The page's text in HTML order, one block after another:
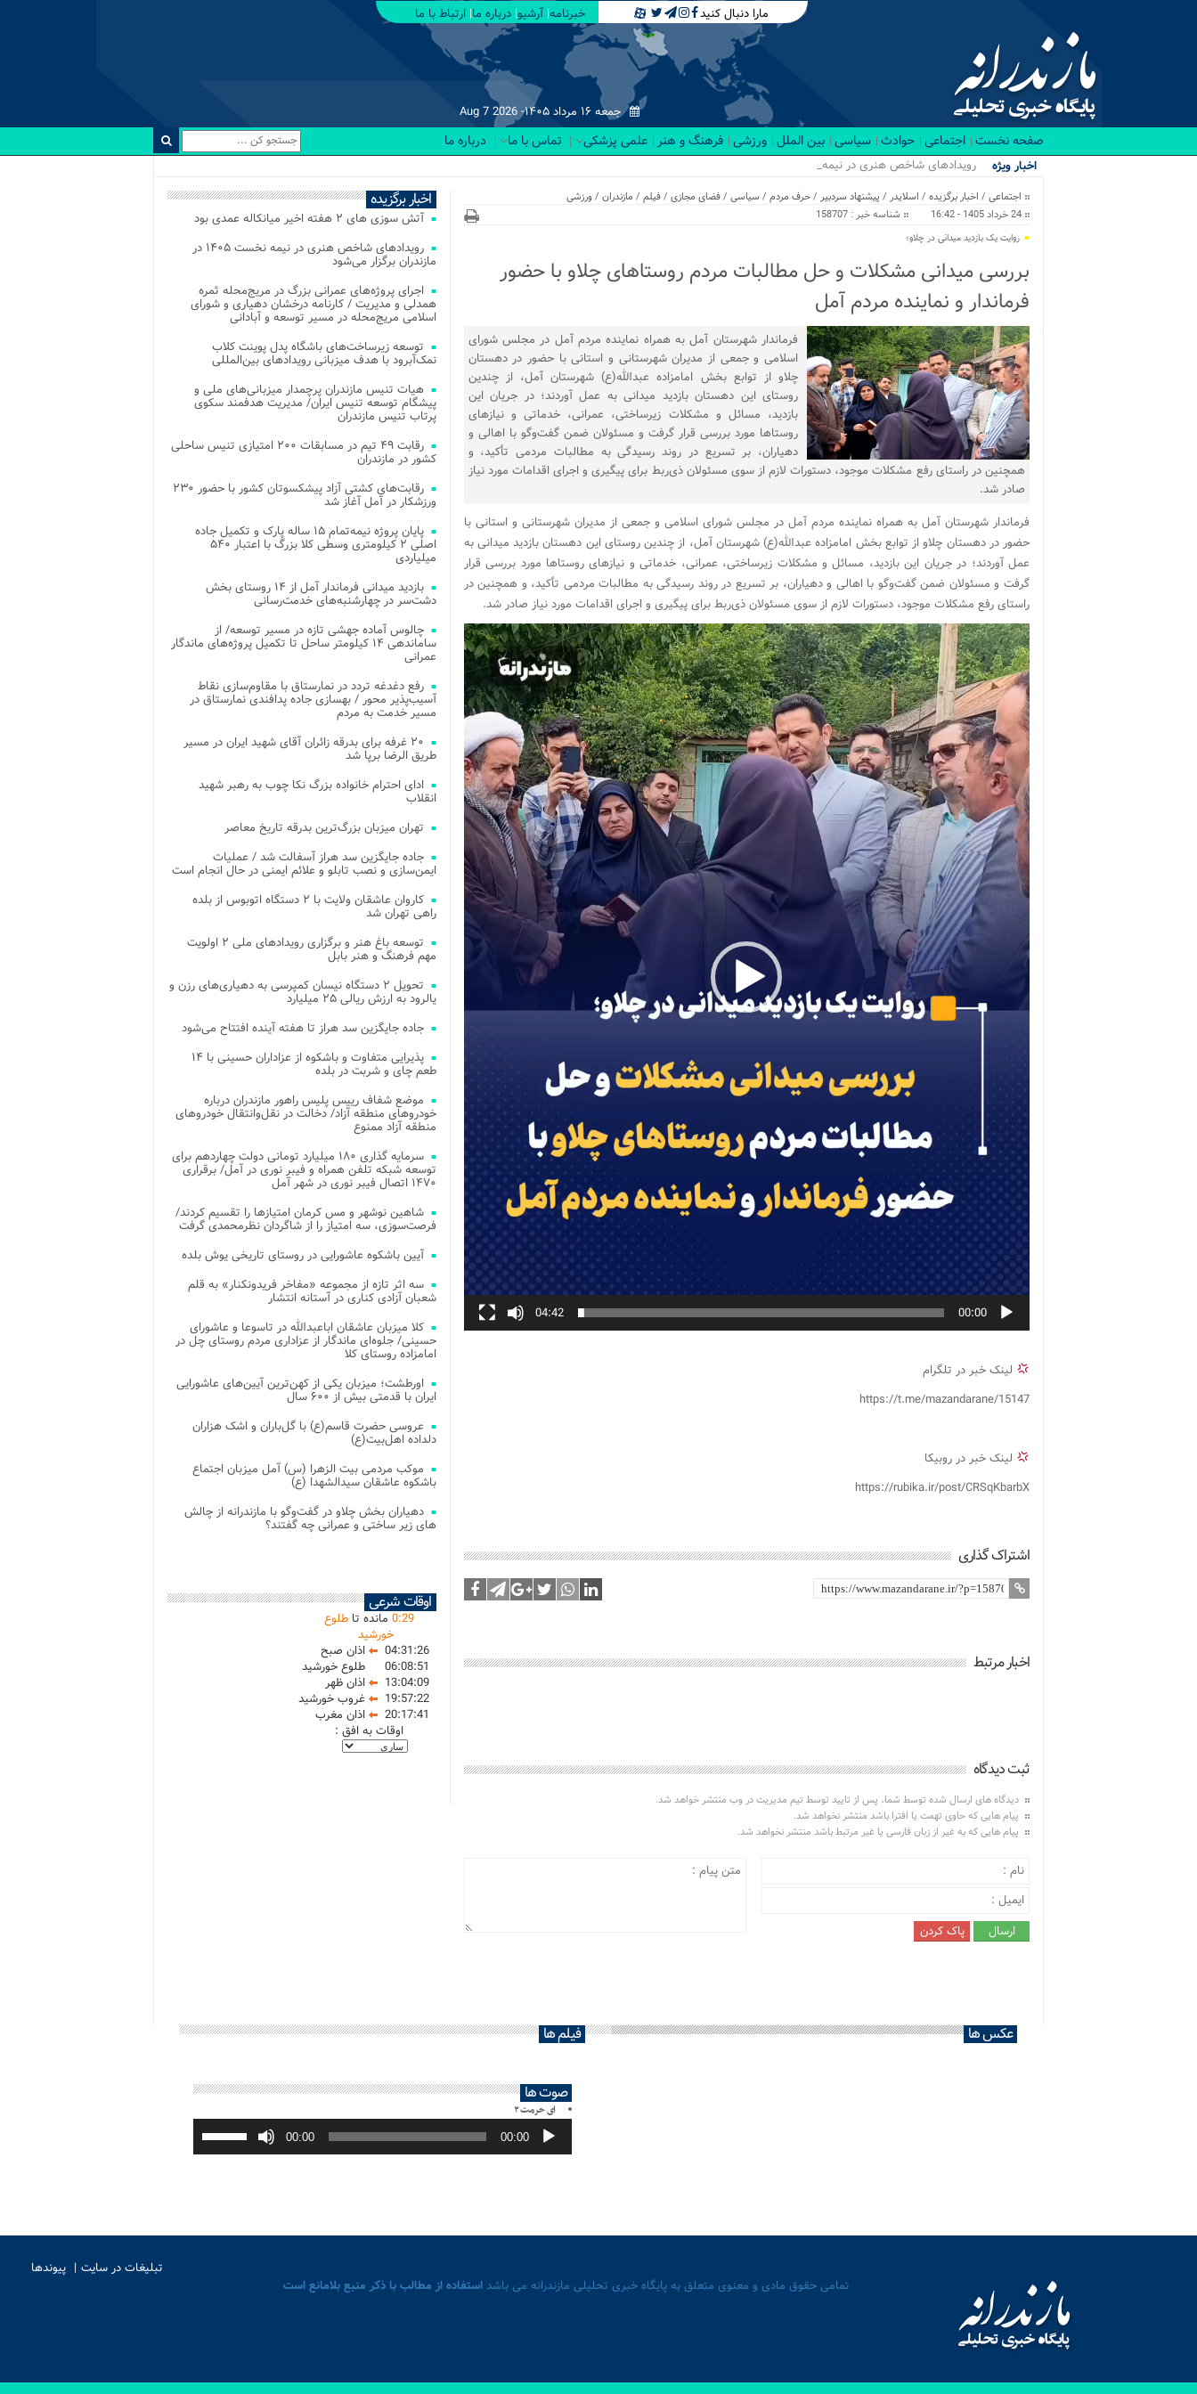
مارا دنبال کنید خبرنامه آرشیو درباره ما ارتباط با ما
جمعه ۱۶ مرداد ۱۴۰۵- Aug 7 2026
صفحه نخست اجتماعی حوادث سیاسی بین الملل ورزشی فرهنگ و هنر علمی پزشکی تماس با ما درباره ما
اخبار ویژه رویدادهای شاخص هنری در نیمه نخست ۱۴۰۵ د_
اجتماعی / اخبار برگزیده / اسلایدر / پیشنهاد سردبیر /حرف مردم / سیاسی /فضای مجازی /فیلم / مازندران /ورزشی
24 خرداد 1405 - 16:42
شناسه خبر : 158707
روایت یک بازدید میدانی در چلاو؛
بررسی میدانی مشکلات و حل مطالبات مردم روستاهای چلاو با حضور
فرماندار و نماینده مردم آمل
فرماندار شهرستان آمل به همراه نماینده مردم آمل در مجلس شورای
اسلامی و جمعی از مدیران شهرستانی و استانی با حضور در دهستان
چلاو از توابع بخش امامزاده عبدالله(ع) شهرستان آمل، از چندین
روستای این دهستان بازدید میدانی به عمل آوردند؛ در جریان این
بازدید، مسائل و مشکلات زیرساختی، عمرانی، خدماتی و نیازهای
روستاها مورد بررسی قرار گرفت و مسئولان ضمن گفت‌وگو با اهالی و
دهیاران، بر تسریع در روند رسیدگی به مطالبات مردمی تأکید، و
همچنین در راستای رفع مشکلات موجود، دستورات لازم از سوی مسئولان ذی‌ربط برای پیگیری و اجرای اقدامات مورد نیاز
صادر شد.
فرماندار شهرستان آمل به همراه نماینده مردم آمل در مجلس شورای اسلامی و جمعی از مدیران شهرستانی و استانی با
حضور در دهستان چلاو از توابع بخش امامزاده عبدالله(ع) شهرستان آمل، از چندین روستای این دهستان بازدید میدانی به
عمل آوردند؛ در جریان این بازدید، مسائل و مشکلات زیرساختی، عمرانی، خدماتی و نیازهای روستاها مورد بررسی قرار
گرفت و مسئولان ضمن گفت‌وگو با اهالی و دهیاران، بر تسریع در روند رسیدگی به مطالبات مردمی تأکید، و همچنین در
راستای رفع مشکلات موجود، دستورات لازم از سوی مسئولان ذی‌ربط برای پیگیری و اجرای اقدامات مورد نیاز صادر شد.
نمایشگر
ویدیو
00:00
04:42
لینک خبر در تلگرام
https://t.me/mazandarane/15147
لینک خبر در روبیکا
https://rubika.ir/post/CRSqKbarbX
اشتراک گذاری
اخبار مرتبط
ثبت دیدگاه
دیدگاه های ارسال شده توسط شما، پس از تایید توسط تیم مدیریت در وب منتشر خواهد شد.
پیام هایی که حاوی تهمت یا افترا باشد منتشر نخواهد شد.
پیام هایی که به غیر از زبان فارسی یا غیر مرتبط باشد منتشر نخواهد شد.
اخبار برگزیده
آتش‌ سوزی‌ های ۲ هفته اخیر میانکاله عمدی بود
رویدادهای شاخص هنری در نیمه نخست ۱۴۰۵ در
مازندران برگزار می‌شود
اجرای پروژه‌های عمرانی بزرگ در مریج‌محله ثمره
همدلی و مدیریت / کارنامه درخشان دهیاری و شورای
اسلامی مریج‌محله در مسیر توسعه و آبادانی
توسعه زیرساخت‌های باشگاه پدل پوینت کلاب
نمک‌آبرود با هدف میزبانی رویدادهای بین‌المللی
هیات تنیس مازندران پرچمدار میزبانی‌های ملی و
پیشگام توسعه تنیس ایران/ مدیریت هدفمند سکوی
پرتاب تنیس مازندران
رقابت ۴۹ تیم در مسابقات ۲۰۰ امتیازی تنیس ساحلی
کشور در مازندران
رقابت‌های کشتی آزاد پیشکسوتان کشور با حضور ۲۳۰
ورزشکار در آمل آغاز شد
پایان پروژه نیمه‌تمام ۱۵ ساله پارک و تکمیل جاده
اصلی ۲ کیلومتری وسطی کلا بزرگ با اعتبار ۵۴۰
میلیاردی
بازدید میدانی فرماندار آمل از ۱۴ روستای بخش
دشت‌سر در چهارشنبه‌های خدمت‌رسانی
چالوس آماده جهشی تازه در مسیر توسعه/ از
ساماندهی ۱۴ کیلومتر ساحل تا تکمیل پروژه‌های ماندگار
عمرانی
رفع دغدغه تردد در نمارستاق با مقاوم‌سازی نقاط
آسیب‌پذیر محور / بهسازی جاده پدافندی نمارستاق در
مسیر خدمت به مردم
۲۰ غرفه برای بدرقه زائران آقای شهید ایران در مسیر
طریق الرضا برپا شد
ادای احترام خانواده بزرگ نکا چوب به رهبر شهید
انقلاب
تهران میزبان بزرگ‌ترین بدرقه تاریخ معاصر
جاده جایگزین سد هراز آسفالت شد / عملیات
ایمن‌سازی و نصب تابلو و علائم ایمنی در حال انجام است
کاروان عاشقان ولایت با ۲ دستگاه اتوبوس از بلده
راهی تهران شد
توسعه باغ هنر و برگزاری رویدادهای ملی ۲ اولویت
مهم فرهنگ و هنر بابل
تحویل ۲ دستگاه نیسان کمپرسی به دهیاری‌های رزن و
یالرود به ارزش ریالی ۲۵ میلیارد
جاده جایگزین سد هراز تا هفته آینده افتتاح می‌شود
پذیرایی متفاوت و باشکوه از عزاداران حسینی با ۱۴
طعم چای و شربت در بلده
موضع شفاف رییس پلیس راهور مازندران درباره
خودروهای منطقه آزاد/ دخالت در نقل‌وانتقال خودروهای
منطقه آزاد ممنوع
سرمایه گذاری ۱۸۰ میلیارد تومانی دولت چهاردهم برای
توسعه شبکه تلفن همراه و فیبر نوری در آمل/ برقراری
۱۴۷۰ اتصال فیبر نوری در شهر آمل
شاهین نوشهر و مس کرمان امتیازها را تقسیم کردند/
فرصت‌سوزی، سه امتیاز را از شاگردان نظرمحمدی گرفت
آیین باشکوه عاشورایی در روستای تاریخی یوش بلده
سه اثر تازه از مجموعه «مفاخر فریدونکنار» به قلم
شعبان آزادی کناری در آستانه انتشار
کلا میزبان عاشقان اباعبدالله در تاسوعا و عاشورای
حسینی/ جلوه‌ای ماندگار از عزاداری مردم روستای چل در
امامزاده روستای کلا
اورطشت؛ میزبان یکی از کهن‌ترین آیین‌های عاشورایی
ایران با قدمتی بیش از ۶۰۰ سال
عروسی حضرت قاسم(ع) با گل‌باران و اشک هزاران
دلداده اهل‌بیت(ع)
موکب مردمی بیت‌ الزهرا (س) آمل میزبان اجتماع
باشکوه عاشقان سیدالشهدا (ع)
دهیاران بخش چلاو در گفت‌وگو با مازندرانه از چالش
های زیر ساختی و عمرانی چه گفتند؟
اوقات شرعی
0:29 مانده تاطلوع
خورشید
04:31:26
اذان صبح
06:08:51
طلوع خورشید
13:04:09
اذان ظهر
19:57:22
غروب خورشید
20:17:41
اذان مغرب
اوقات به افق :
عکس ها فیلم ها
صوت ها
ای حرمت ۲
پخش‌کننده
صوت 00:00
00:00
برای
افزایش
یا
صدا
تبلیغات در سایت
پیوندها
تمامی حقوق مادی و معنوی متعلق به پایگاه خبری تحلیلی مازندرانه می باشداستفاده از مطالب با ذکر منبع بلامانع است